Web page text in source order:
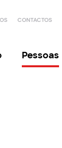
CONTACTOS
Pessoas